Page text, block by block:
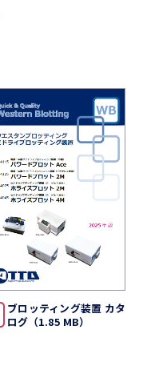
ブロッティング装置 カタ
ログ（1.85 MB）